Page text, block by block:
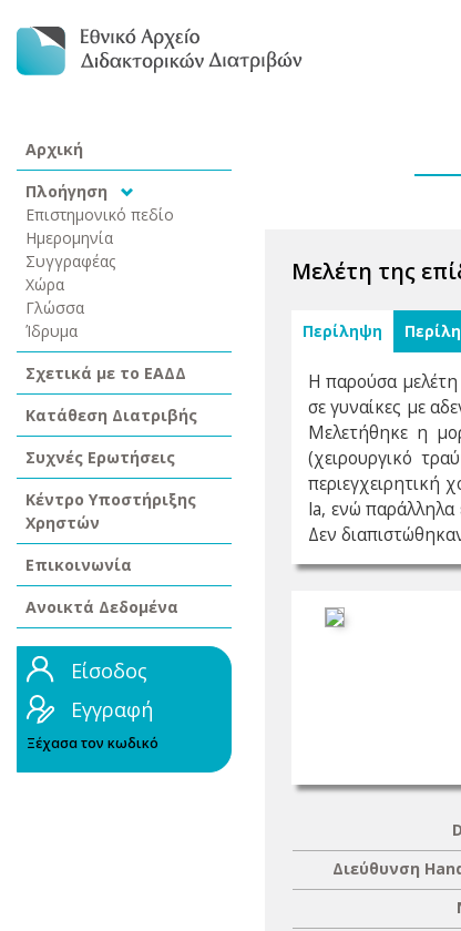
Αρχική
Πλοήγηση
Επιστημονικό πεδίο
Ημερομηνία
Συγγραφέας
Χώρα
Γλώσσα
Ίδρυμα
Σχετικά με το ΕΑΔΔ
Κατάθεση Διατριβής
Συχνές Ερωτήσεις
Κέντρο Υποστήριξης
Χρηστών
Επικοινωνία
Ανοικτά Δεδομένα
Είσοδος
Εγγραφή
Ξέχασα τον κωδικό
Μελέτη της
Περίληψη
Η παρούσα μελέτη
σε γυναίκες με
Μελετήθηκε η
(χειρουργικό
περιεγχειρητική
la, ενώ παράλληλα
Δεν
Διεύθυνση